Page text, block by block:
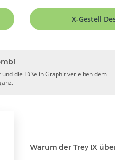
X-Gestell
die Füße in Graphit verleihen dem
Warum der Trey IX